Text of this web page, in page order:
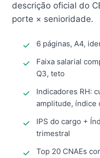
descrição oficial do
porte × senioridade.
6 páginas, A4,
Faixa salarial
Q3, teto
Indicadores RH:
amplitude, índice
IPS do cargo +
trimestral
Top 20 CNAEs